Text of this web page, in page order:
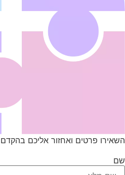
השאירו פרטים ואחזור אליכם בהקדם
שם